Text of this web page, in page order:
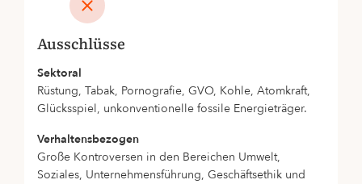
Ausschlüsse
Sektoral
Rüstung, Tabak, Pornografie, GVO, Kohle, Atomkraft,
Glücksspiel, unkonventionelle fossile Energieträger.
Verhaltensbezogen
Große Kontroversen in den Bereichen Umwelt,
Soziales, Unternehmensführung, Geschäftsethik und